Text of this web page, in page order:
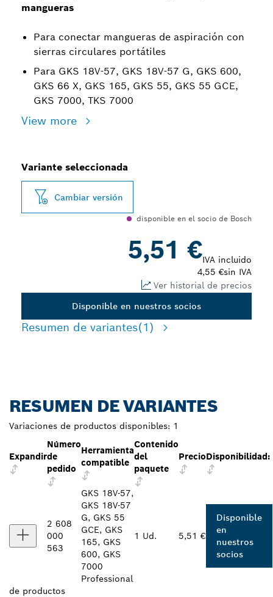
mangueras
Para conectar mangueras de aspiración con
sierras circulares portátiles
Para GKS 18V-57, GKS 18V-57 G, GKS 600,
GKS 66 X, GKS 165, GKS 55, GKS 55 GCE,
GKS 7000, TKS 7000
View more
Variante seleccionada
Cambiar versión
disponible en el socio de Bosch
5,51 €IVA incluido
4,55 €sin IVA
Ver historial de precios
Disponible en nuestros socios
Resumen de variantes(1)
RESUMEN DE VARIANTES
Variaciones de productos disponibles: 1
Expandir
Número
de
pedido
Herramienta
compatible
Contenido
del
paquete
PrecioDisponibilidad:
2 608
000
563
GKS 18V-57,
GKS 18V-57
G, GKS 55
GCE, GKS
165, GKS
600, GKS
7000
Professional
1 Ud. 5,51 €
Disponible
en
nuestros
socios
de productos